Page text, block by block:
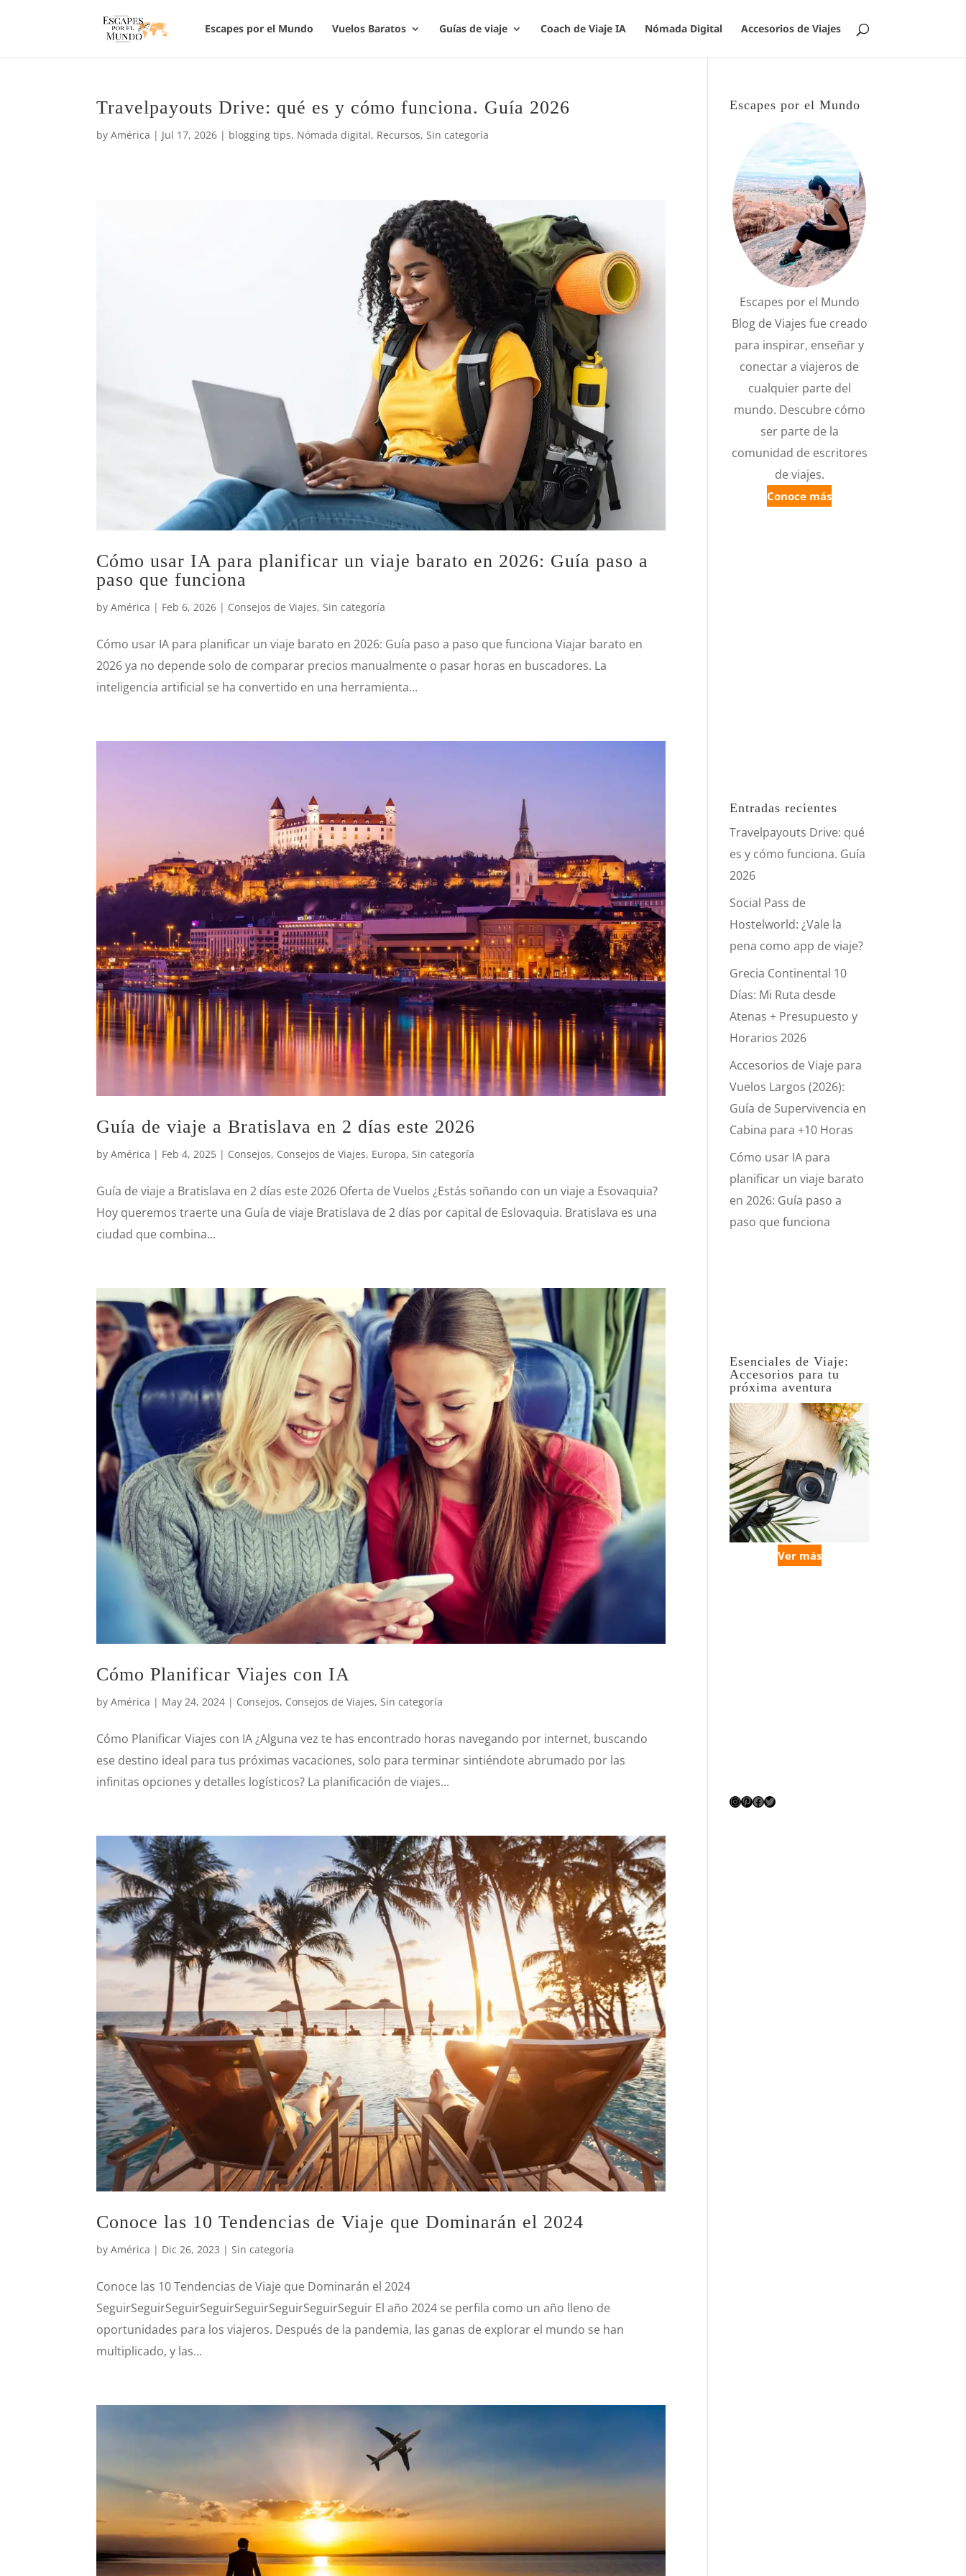
Escapes por el Mundo Vuelos Baratos Guías de viaje Coach de Viaje IA Nómada Digital Accesorios de Viajes
Travelpayouts Drive: qué es y cómo funciona. Guía 2026
byAmérica | Jul 17, 2026 | blogging tips, Nómada digital, Recursos,Sin categoría
Cómo usar IA para planificar un viaje barato en 2026: Guía paso a
paso que funciona
byAmérica | Feb 6, 2026 | Consejos de Viajes, Sin categoría
Cómo usar IA para planificar un viaje barato en 2026: Guía paso a paso que funciona Viajar barato en
2026 ya no depende solo de comparar precios manualmente o pasar horas en buscadores. La
inteligencia artificial se ha convertido en una herramienta...
Guía de viaje a Bratislava en 2 días este 2026
byAmérica | Feb 4, 2025 | Consejos, Consejos de Viajes, Europa,Sin categoría
Guía de viaje a Bratislava en 2 días este 2026 Oferta de Vuelos ¿Estás soñando con un viaje a Esovaquia?
Hoy queremos traerte una Guía de viaje Bratislava de 2 días por capital de Eslovaquia. Bratislava es una
ciudad que combina...
Cómo Planificar Viajes con IA
byAmérica | May 24, 2024 | Consejos, Consejos de Viajes,Sin categoría
Cómo Planificar Viajes con IA ¿Alguna vez te has encontrado horas navegando por internet, buscando
ese destino ideal para tus próximas vacaciones, solo para terminar sintiéndote abrumado por las
infinitas opciones y detalles logísticos? La planificación de viajes...
Conoce las 10 Tendencias de Viaje que Dominarán el 2024
byAmérica | Dic 26, 2023 |Sin categoría
Conoce las 10 Tendencias de Viaje que Dominarán el 2024
SeguirSeguirSeguirSeguirSeguirSeguirSeguirSeguir El año 2024 se perfila como un año lleno de
oportunidades para los viajeros. Después de la pandemia, las ganas de explorar el mundo se han
multiplicado, y las...
Escapes por el Mundo
Escapes por el Mundo
Blog de Viajes fue creado
para inspirar, enseñar y
conectar a viajeros de
cualquier parte del
mundo. Descubre cómo
ser parte de la
comunidad de escritores
de viajes.
Conoce más
Entradas recientes
Travelpayouts Drive: qué
es y cómo funciona. Guía
2026
Social Pass de
Hostelworld: ¿Vale la
pena como app de viaje?
Grecia Continental 10
Días: Mi Ruta desde
Atenas + Presupuesto y
Horarios 2026
Accesorios de Viaje para
Vuelos Largos (2026):
Guía de Supervivencia en
Cabina para +10 Horas
Cómo usar IA para
planificar un viaje barato
en 2026: Guía paso a
paso que funciona
Esenciales de Viaje:
Accesorios para tu
próxima aventura
Ver más
Instagram
Pinterest
Facebook
Twitter